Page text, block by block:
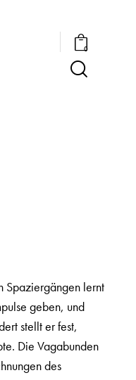
0
Spaziergängen lernt
geben, und
stellt er fest,
Die Vagabunden
des